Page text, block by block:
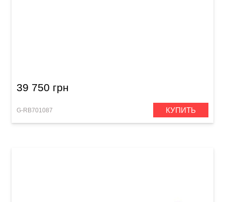
39 750 грн
G-RB701087 КУПИТЬ